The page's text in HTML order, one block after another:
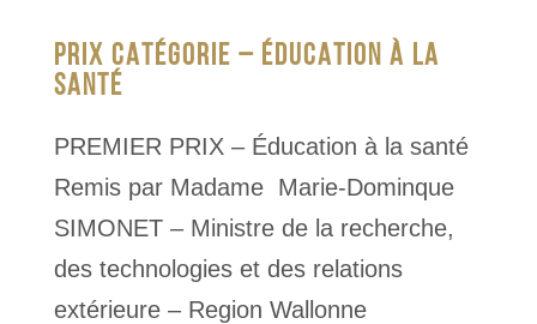
PRIX CATÉGORIE – ÉDUCATION À LA
SANTÉ
PREMIER PRIX – Éducation à la santé
Remis par Madame Marie-Dominque
SIMONET – Ministre de la recherche,
des technologies et des relations
extérieure – Region Wallonne